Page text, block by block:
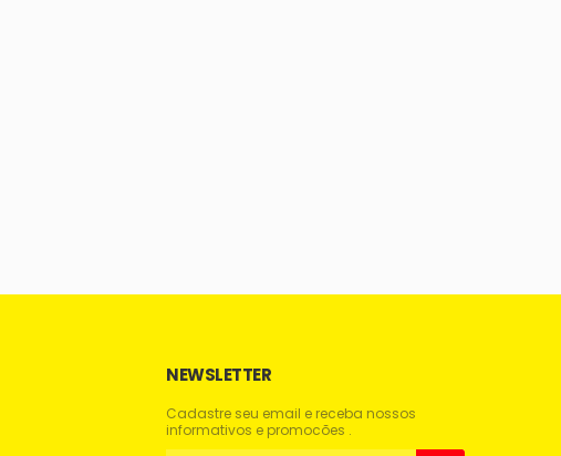
NEWSLETTER
Cadastre seu email e receba nossos
informativos e promocões .